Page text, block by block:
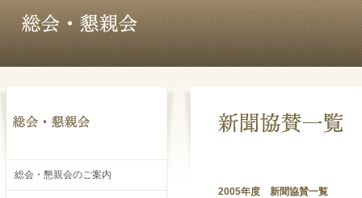
2005年度 新聞協賛一覧
総会・懇親会のご案内